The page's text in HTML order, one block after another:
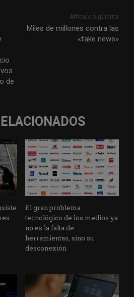
m
i
i
s
s
de
Artículo siguiente
Miles de millones contra las
«fake news»
El gran problema
tecnológico de los medios ya
no es la falta de
herramientas, sino su
desconexión